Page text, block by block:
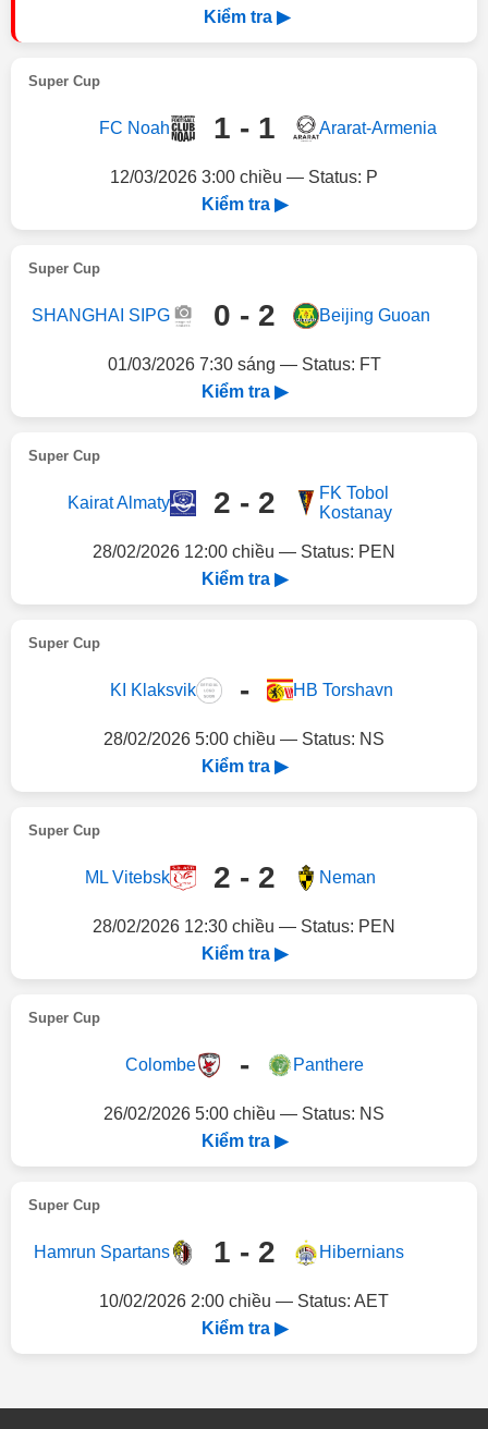
Kiểm tra ▶
Super Cup
FC Noah 1 - 1 Ararat-Armenia
12/03/2026 3:00 chiều — Status: P
Kiểm tra ▶
Super Cup
SHANGHAI SIPG 0 - 2 Beijing Guoan
01/03/2026 7:30 sáng — Status: FT
Kiểm tra ▶
Super Cup
Kairat Almaty 2 - 2
FK Tobol
Kostanay
28/02/2026 12:00 chiều — Status: PEN
Kiểm tra ▶
Super Cup
KI Klaksvik - HB Torshavn
28/02/2026 5:00 chiều — Status: NS
Kiểm tra ▶
Super Cup
ML Vitebsk 2 - 2 Neman
28/02/2026 12:30 chiều — Status: PEN
Kiểm tra ▶
Super Cup
Colombe - Panthere
26/02/2026 5:00 chiều — Status: NS
Kiểm tra ▶
Super Cup
Hamrun Spartans 1 - 2 Hibernians
10/02/2026 2:00 chiều — Status: AET
Kiểm tra ▶